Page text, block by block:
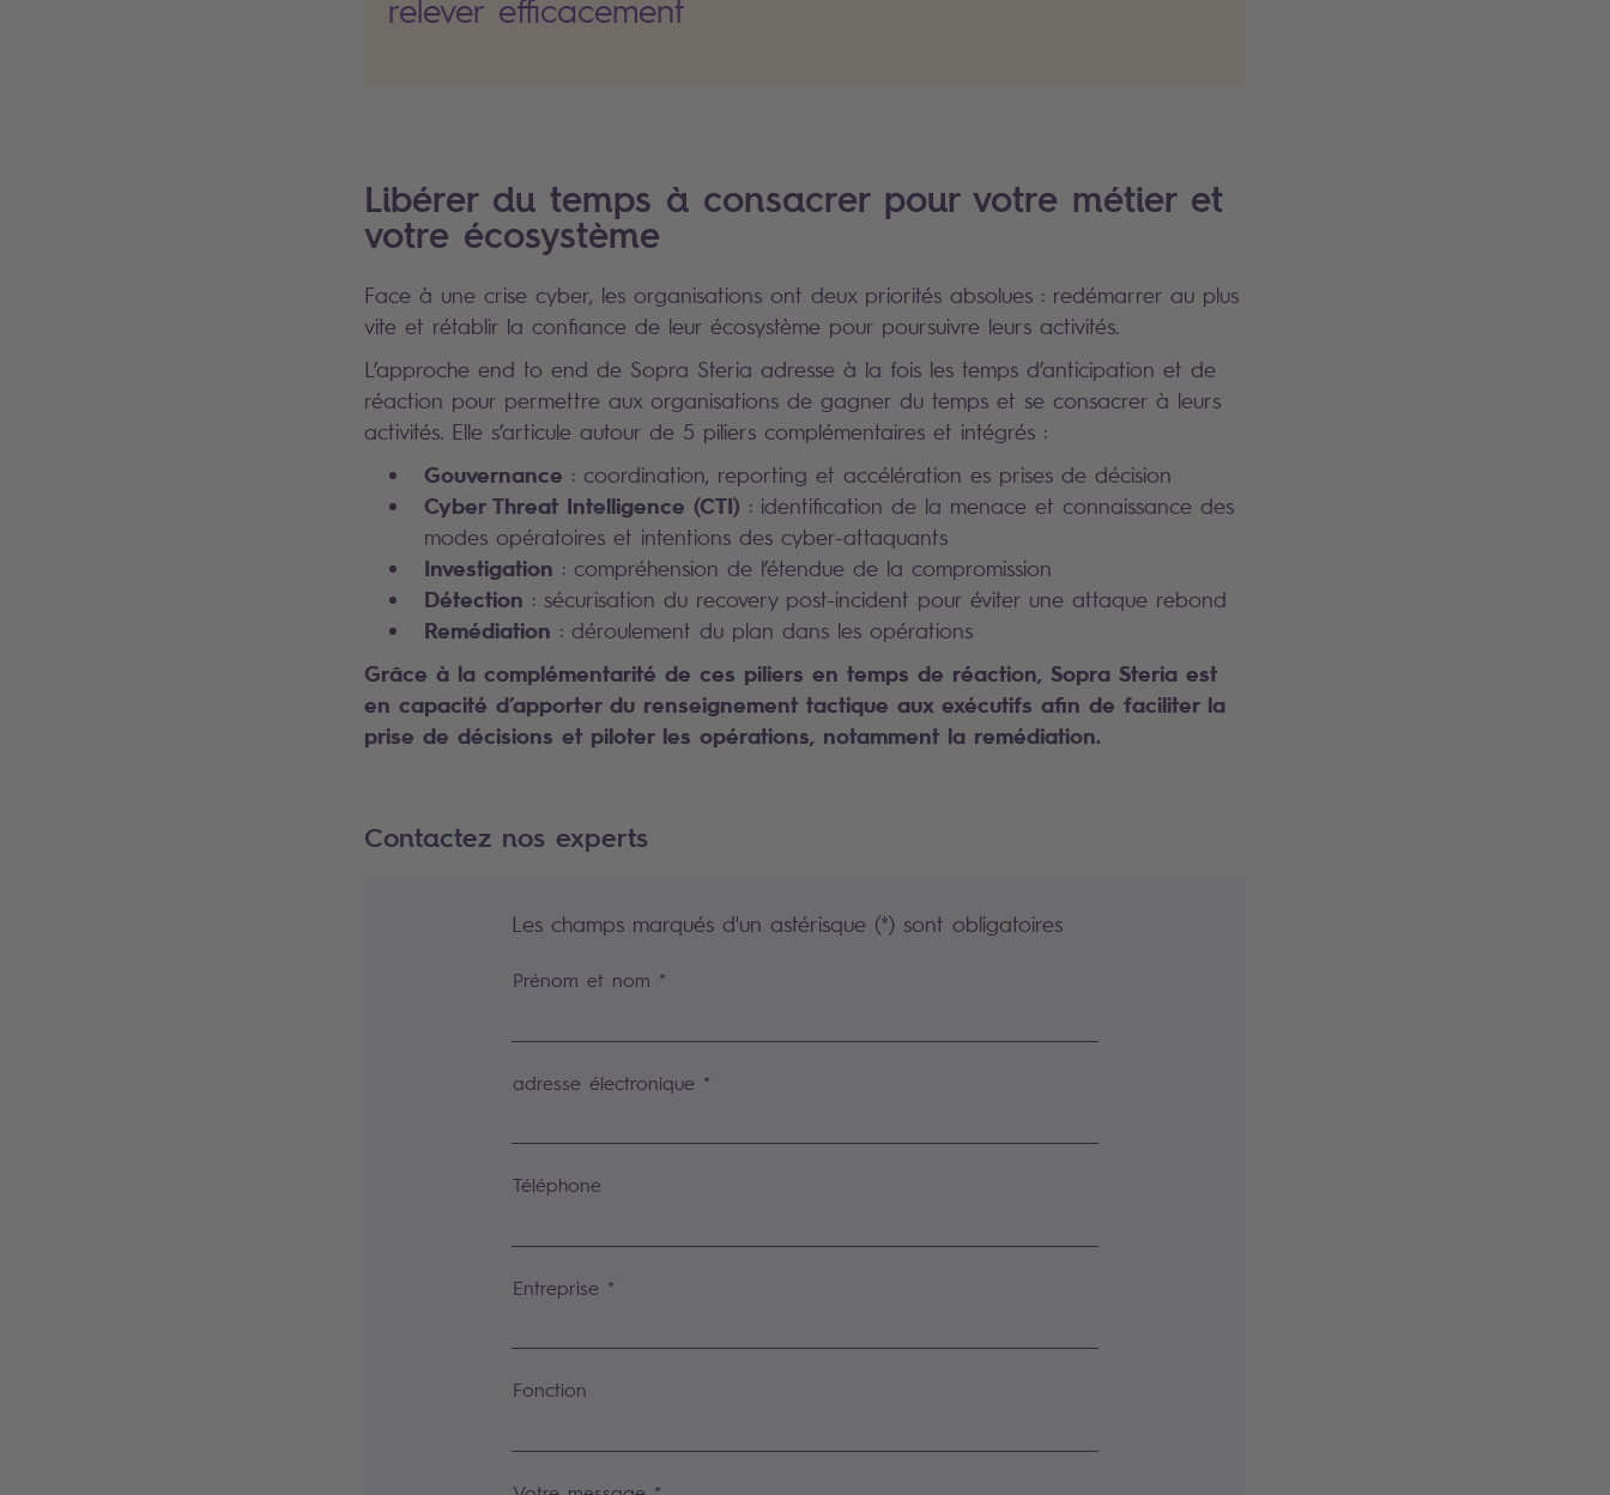
Libérer du temps à consacrer pour votre métier et
votre écosystème
Face à une crise cyber, les organisations ont deux priorités absolues : redémarrer au plus
vite et rétablir la confiance de leur écosystème pour poursuivre leurs activités.
L’approche end to end de Sopra Steria adresse à la fois les temps d’anticipation et de
réaction pour permettre aux organisations de gagner du temps et se consacrer à leurs
activités. Elle s’articule autour de 5 piliers complémentaires et intégrés :
Gouvernance : coordination, reporting et accélération es prises de décision
Cyber Threat Intelligence (CTI) : identification de la menace et connaissance des
modes opératoires et intentions des cyber-attaquants
Investigation : compréhension de l’étendue de la compromission
Détection : sécurisation du recovery post-incident pour éviter une attaque rebond
Remédiation : déroulement du plan dans les opérations
Grâce à la complémentarité de ces piliers en temps de réaction, Sopra Steria est
en capacité d’apporter du renseignement tactique aux exécutifs afin de faciliter la
prise de décisions et piloter les opérations, notamment la remédiation.
Contactez nos experts
Les champs marqués d'un astérisque (*) sont obligatoires
Prénom et nom *
adresse électronique *
Téléphone
Entreprise *
Fonction